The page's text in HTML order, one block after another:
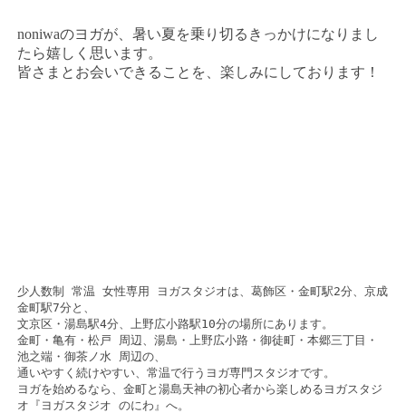
noniwaのヨガが、暑い夏を乗り切るきっかけになりまし
たら嬉しく思います。
皆さまとお会いできることを、楽しみにしております！
少人数制 常温 女性専用 ヨガスタジオは、葛飾区・金町駅2分、京成
金町駅7分と、
文京区・湯島駅4分、上野広小路駅10分の場所にあります。
金町・亀有・松戸 周辺、湯島・上野広小路・御徒町・本郷三丁目・
池之端・御茶ノ水 周辺の、
通いやすく続けやすい、常温で行うヨガ専門スタジオです。
ヨガを始めるなら、金町と湯島天神の初心者から楽しめるヨガスタジ
オ『ヨガスタジオ のにわ』へ。